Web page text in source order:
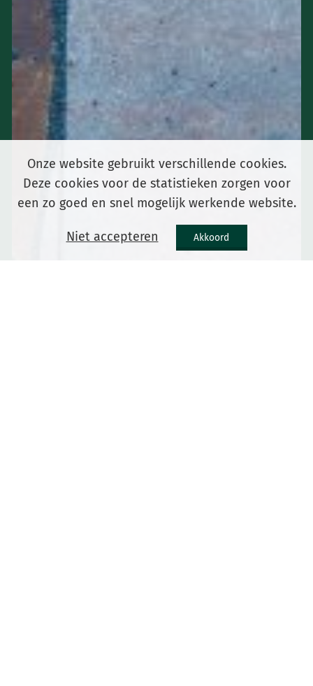
Onze website gebruikt verschillende cookies.
Deze cookies voor de statistieken zorgen voor
een zo goed en snel mogelijk werkende website.
Niet accepteren Akkoord